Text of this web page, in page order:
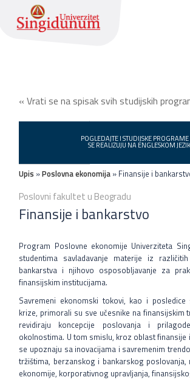
Osnovne
Pristup za
Podrška
Prelazak sa druge
Često
« Vrati se na spisak svih studijskih
POGLEDAJTE I STUDIJSKE PROGRAME
SE REALIZUJU NA ENGLESKOM
Upis »Poslovna ekonomija » Finansije i
Poslovni fakultet u Beogradu
Finansije i bankarstvo
Program Poslovne ekonomije Univerziteta
studentima savladavanje materije iz
bankarstva i njihovo osposobljavanje za
finansijskim institucijama.
Savremeni ekonomski tokovi, kao i posledice
krize, primorali su sve učesnike na finansijskim
revidiraju koncepcije poslovanja i
okolnostima. U tom smislu, kroz oblast finansije
se upoznaju sa inovacijama i savremenim
tržištima, berzanskog i bankarskog poslovanja,
ekonomije, korporativnog upravljanja,